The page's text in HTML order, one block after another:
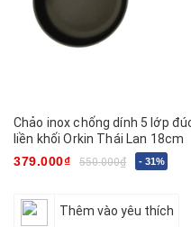
Chảo inox chống dính 5 lớp
liền khối Orkin Thái Lan 18cm
379.000₫
550.000₫ - 31%
Thêm vào yêu thích